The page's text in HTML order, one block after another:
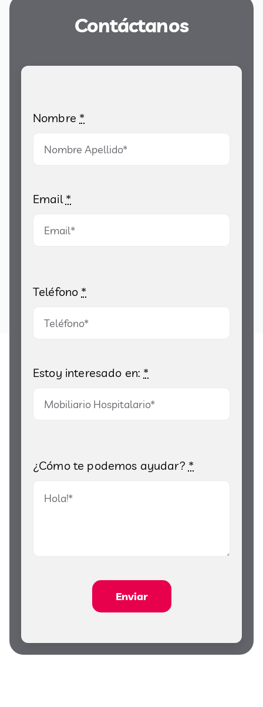
Contáctanos
Nombre *
Email *
Teléfono *
Estoy interesado en: *
¿Cómo te podemos ayudar? *
Enviar